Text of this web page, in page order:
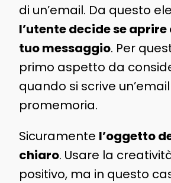
di un’email. Da questo
l’utente decide se aprire
tuo messaggio. Per
primo aspetto da
quando si scrive
promemoria.
Sicuramente l’oggetto
chiaro. Usare la
positivo, ma in questo